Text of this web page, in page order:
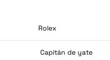
Rolex
Capitán de yate